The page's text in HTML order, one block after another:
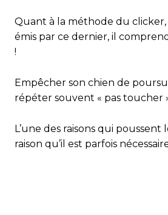
Quant à la méthode du
émis par ce dernier, il
!
Empêcher son chien de
répéter souvent « pas toucher
L’une des raisons qui
raison qu’il est parfois